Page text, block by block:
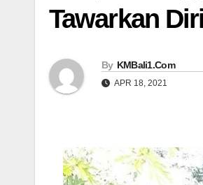
Tawarkan
By KMBali1.Com
APR 18, 2021